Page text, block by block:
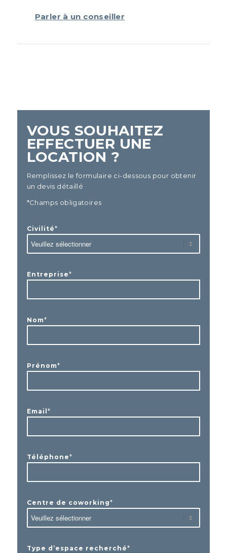
Parler à un conseiller
VOUS SOUHAITEZ
EFFECTUER UNE
LOCATION ?
Remplissez le formulaire ci-dessous pour obtenir
un devis détaillé
*Champs obligatoires
Civilité*
Entreprise*
Nom*
Prénom*
Email *
Téléphone*
Centre de coworking*
Type d’espace recherché*